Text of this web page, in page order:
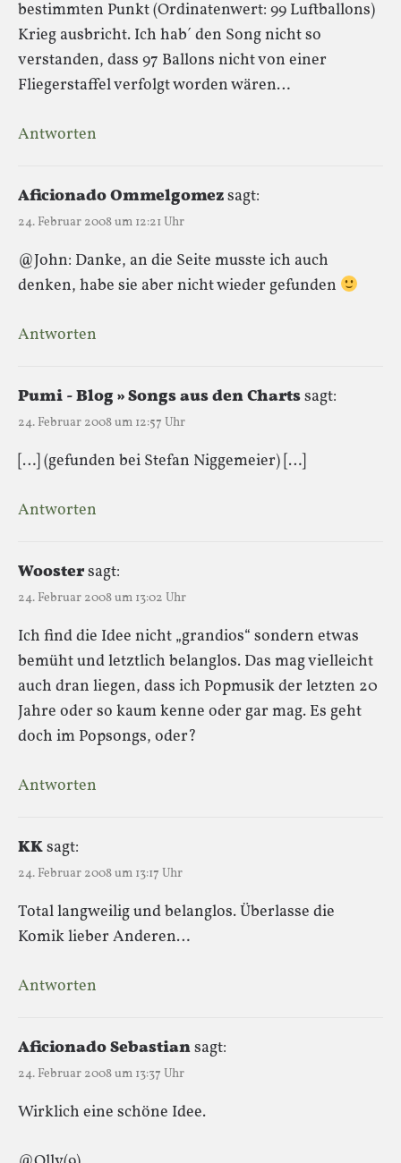
bestimmten Punkt (Ordinatenwert: 99 Luftballons)
Krieg ausbricht. Ich hab´ den Song nicht so
verstanden, dass 97 Ballons nicht von einer
Fliegerstaffel verfolgt worden wären…
Antworten
Aficionado Ommelgomezsagt:
24. Februar 2008 um 12:21 Uhr
@John: Danke, an die Seite musste ich auch
denken, habe sie aber nicht wieder gefunden
Antworten
Pumi - Blog » Songs aus den Chartssagt:
24. Februar 2008 um 12:57 Uhr
[…] (gefunden bei Stefan Niggemeier) […]
Antworten
Woostersagt:
24. Februar 2008 um 13:02 Uhr
Ich find die Idee nicht „grandios“ sondern etwas
bemüht und letztlich belanglos. Das mag vielleicht
auch dran liegen, dass ich Popmusik der letzten 20
Jahre oder so kaum kenne oder gar mag. Es geht
doch im Popsongs, oder?
Antworten
KKsagt:
24. Februar 2008 um 13:17 Uhr
Total langweilig und belanglos. Überlasse die
Komik lieber Anderen…
Antworten
Aficionado Sebastiansagt:
24. Februar 2008 um 13:37 Uhr
Wirklich eine schöne Idee.